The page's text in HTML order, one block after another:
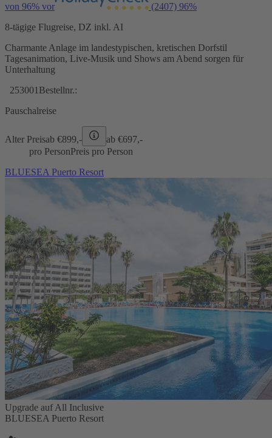
von 96% vor (2407) 96%
8-tägige Flugreise, DZ inkl. AI
Charmante Anlage im landestypischen, kretischen Dorfstil
Tagesanimation, Live-Musik und Shows am Abend sorgen für
Unterhaltung
253001 Bestellnr.:
Pauschalreise
Alter Preisab €899,- ab €697,-
pro PersonPreis pro Person
BLUESEA Puerto Resort
Upgrade auf All Inclusive
BLUESEA Puerto Resort